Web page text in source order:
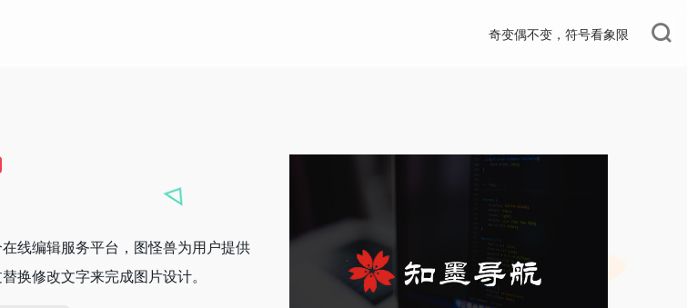
奇变偶不变，符号看象限
线编辑服务平台，图怪兽为用户提供
换修改文字来完成图片设计。